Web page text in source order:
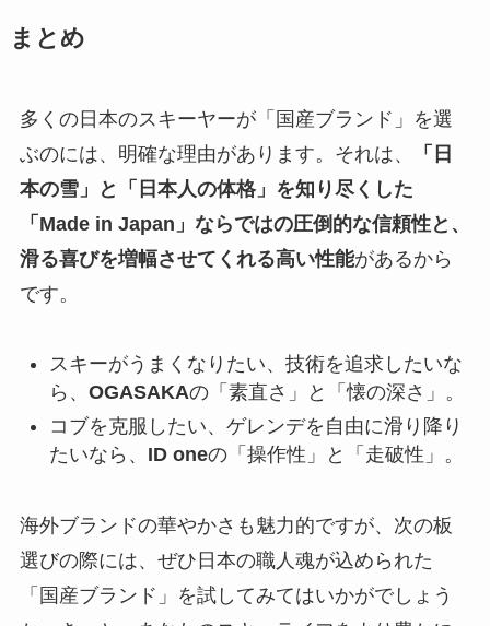
まとめ
多くの日本のスキーヤーが「国産ブランド」を選
ぶのには、明確な理由があります。それは、
「日
本の雪」と「日本人の体格」を知り尽くした
「Made in Japan」ならではの圧倒的な信頼性と、
滑る喜びを増幅させてくれる高い性能があるから
です。
スキーがうまくなりたい、技術を追求したいな
ら、 OGASAKAの「素直さ」と「懐の深さ」。
コブを克服したい、ゲレンデを自由に滑り降り
たいなら、 ID oneの「操作性」と「走破性」。
海外ブランドの華やかさも魅力的ですが、次の板
選びの際には、ぜひ日本の職人魂が込められた
「国産ブランド」を試してみてはいかがでしょう